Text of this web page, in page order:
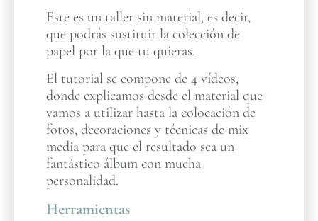
Este es un taller sin material, es decir,
que podrás sustituir la colección de
papel por la que tu quieras.
El tutorial se compone de 4 vídeos,
donde explicamos desde el material que
vamos a utilizar hasta la colocación de
fotos, decoraciones y técnicas de mix
media para que el resultado sea un
fantástico álbum con mucha
personalidad.
Herramientas